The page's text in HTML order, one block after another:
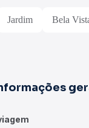
Jardim Bela